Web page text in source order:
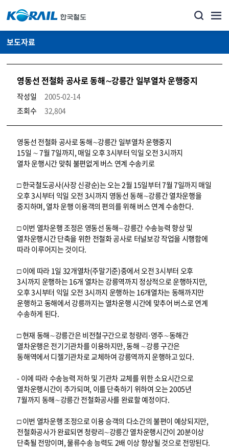
보도자료
영동선 전철화 공사로 동해∼강릉간 일부열차 운행중지
작성일
2005-02-14
조회수
32,804
뉴스·홍보_보도자료 상세보기 – 내용, 파일, 담당자 연락처로 구성
영동선 전철화 공사로 동해∼강릉간 일부열차 운행중지
15일 ∼ 7월 7일까지, 매일 오후 3시부터 익일 오전 3시까지
열차 운행시간 맞춰 불편없게 버스 연계 수송키로
□ 한국철도공사(사장 신광순)는 오는 2월 15일부터 7월 7일까지 매일
오후 3시부터 익일 오전 3시까지 영동선 동해∼강릉간 열차운행을
중지하며, 열차 운행 이용객의 편의를 위해 버스 연계 수송한다.
□ 이번 열차운행 조정은 영동선 동해∼강릉간 수송능력 향상 및
열차운행시간 단축을 위한 전철화 공사로 터널보강 작업을 시행함에
따라 이루어지는 것이다.
□ 이에 따라 1일 32개열차(주말기준)중에서 오전 3시부터 오후
3시까지 운행하는 16개 열차는 강릉역까지 정상적으로 운행하지만,
오후 3시부터 익일 오전 3시까지 운행하는 16개열차는 동해까지만
운행하고 동해에서 강릉까지는 열차운행 시간에 맞추어 버스로 연계
수송하게 된다.
□ 현재 동해∼강릉간은 비전철구간으로 청량리·영주∼동해간
열차운행은 전기기관차를 이용하지만, 동해 ∼강릉 구간은
동해역에서 디젤기관차로 교체하여 강릉역까지 운행하고 있다.
- 이에 따라 수송능력 저하 및 기관차 교체를 위한 소요시간으로
열차운행시간이 추가되며, 이를 단축하기 위하여 오는 2005년
7월까지 동해∼강릉간 전철화공사를 완료할 예정이다.
□ 이번 열차운행 조정으로 이용 승객의 다소간의 불편이 예상되지만,
전철화공사가 완료되면 청량리∼강릉간 열차운행시간이 20분이상
단축될 전망이며, 물류수송 능력도 2배 이상 향상될 것으로 전망된다.